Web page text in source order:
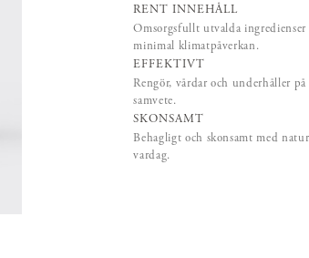
RENT INNEHÅLL
Omsorgsfullt utvalda
minimal klimatpåverkan.
EFFEKTIVT
Rengör, vårdar och underhåller
samvete.
SKONSAMT
Behagligt och skonsamt med
vardag.